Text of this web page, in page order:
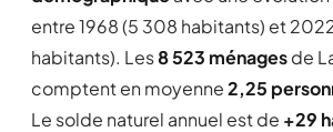
entre 1968 (5 308 habitants) et 2022
habitants). Les8 523 ménagesde
comptent en moyenne2,25
Le solde naturel annuel est de +29